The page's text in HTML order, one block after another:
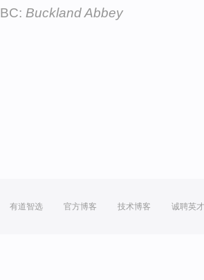
Buckland Abbey
有道智选 官方博客 技术博客 诚聘英才